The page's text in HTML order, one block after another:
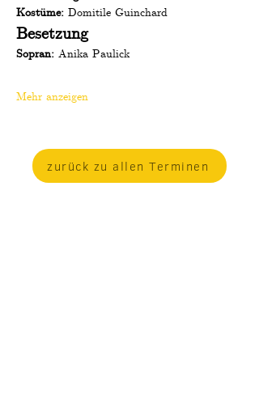
Kostüme: Domitile Guinchard
Besetzung
Sopran: Anika Paulick
Mehr anzeigen
zurück zu allen Terminen